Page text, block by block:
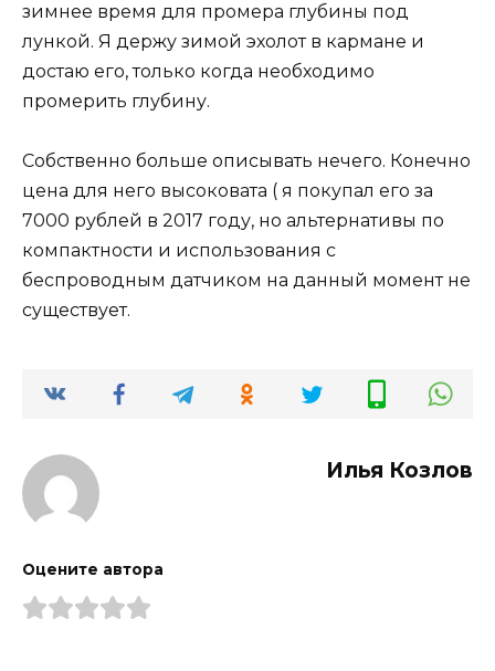
зимнее время для промера глубины под
лункой. Я держу зимой эхолот в кармане и
достаю его, только когда необходимо
промерить глубину.
Собственно больше описывать нечего. Конечно
цена для него высоковата ( я покупал его за
7000 рублей в 2017 году, но альтернативы по
компактности и использования с
беспроводным датчиком на данный момент не
существует.
Илья Козлов
Оцените автора